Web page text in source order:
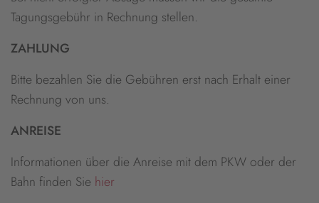
Tagungsgebühr in Rechnung stellen.
ZAHLUNG
Bitte bezahlen Sie die Gebühren erst nach Erhalt einer
Rechnung von uns.
ANREISE
Informationen über die Anreise mit dem PKW oder der
Bahn finden Sie hier